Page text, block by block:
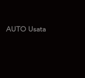
AUTO Usata